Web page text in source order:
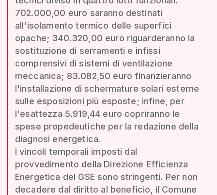
702.000,00 euro saranno destinati
all'isolamento termico delle superfici
opache; 340.320,00 euro riguarderanno la
sostituzione di serramenti e infissi
comprensivi di sistemi di ventilazione
meccanica; 83.082,50 euro finanzieranno
l'installazione di schermature solari esterne
sulle esposizioni più esposte; infine, per
l'esattezza 5.919,44 euro copriranno le
spese propedeutiche per la redazione della
diagnosi energetica.
I vincoli temporali imposti dal
provvedimento della Direzione Efficienza
Energetica del GSE sono stringenti. Per non
decadere dal diritto al beneficio, il Comune